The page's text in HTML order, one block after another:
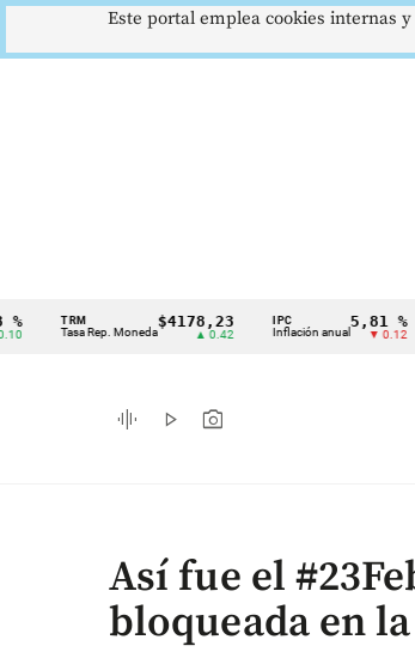
Cintillo
indicadores
económicos
TRM
Tasa Rep. Moneda
$4178,23
▲ 0.42
IPC
Inflación anual
5,81 %
▼ 0.12
DTF
graphic_eq play_arrow photo_camera
Así fue el
bloqueada en
Este portal emplea cookies internas